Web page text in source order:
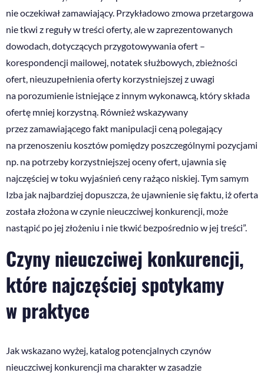
nie oczekiwał zamawiający. Przykładowo zmowa przetargowa
nie tkwi z reguły w treści oferty, ale w zaprezentowanych
dowodach, dotyczących przygotowywania ofert –
korespondencji mailowej, notatek służbowych, zbieżności
ofert, nieuzupełnienia oferty korzystniejszej z uwagi
na porozumienie istniejące z innym wykonawcą, który składa
ofertę mniej korzystną. Również wskazywany
przez zamawiającego fakt manipulacji ceną polegający
na przenoszeniu kosztów pomiędzy poszczególnymi pozycjami
np. na potrzeby korzystniejszej oceny ofert, ujawnia się
najczęściej w toku wyjaśnień ceny rażąco niskiej. Tym samym
Izba jak najbardziej dopuszcza, że ujawnienie się faktu, iż oferta
została złożona w czynie nieuczciwej konkurencji, może
nastąpić po jej złożeniu i nie tkwić bezpośrednio w jej treści”.
Czyny nieuczciwej konkurencji,
które najczęściej spotykamy
w praktyce
Jak wskazano wyżej, katalog potencjalnych czynów
nieuczciwej konkurencji ma charakter w zasadzie